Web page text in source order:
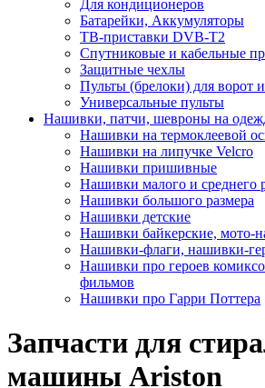
Для кондиционеров
Батарейки, Аккумуляторы
ТВ-приставки DVB-T2
Спутниковые и кабельные
Защитные чехлы
Пульты (брелоки) для ворот
Универсальные пульты
Нашивки, патчи, шевроны на
Нашивки на термоклеевой
Нашивки на липучке Velcro
Нашивки пришивные
Нашивки малого и среднего
Нашивки большого размера
Нашивки детские
Нашивки байкерские, мото-
Нашивки-флаги, нашивки-
Нашивки про героев
фильмов
Нашивки про Гарри Поттера
Запчасти для
машины Ariston